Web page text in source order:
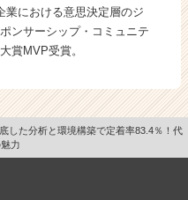
業における意思決定層のジ
ンサーシップ・コミュニテ
賞MVP受賞。
した分析と環境構築で定着率83.4％！代
力